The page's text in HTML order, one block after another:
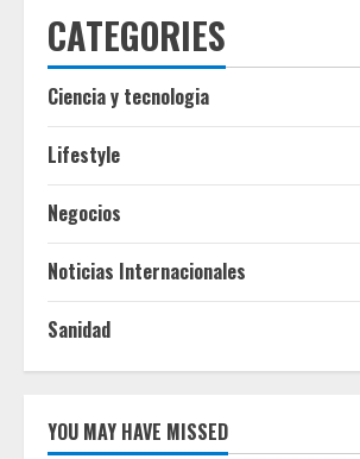
CATEGORIES
Ciencia y tecnologia
Lifestyle
Negocios
Noticias Internacionales
Sanidad
YOU MAY HAVE MISSED